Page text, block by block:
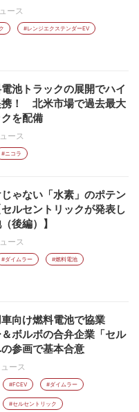
ース
#レンジエクステンダーEV
池トラックの展開でハイ
携！ 北米市場で過去最大
を配備
ース
#ニコラ
ゃない「水素」のポテン
ルセントリックが発表し
後編）】
ース
#ダイムラー #燃料電池
向け燃料電池で協業
ボルボの合弁企業「セル
参画で基本合意
ース
#FCEV #ダイムラー
#セルセントリック